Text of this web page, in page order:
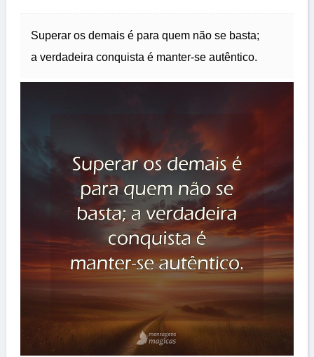
Superar os demais é para quem não se basta;
a verdadeira conquista é manter-se autêntico.